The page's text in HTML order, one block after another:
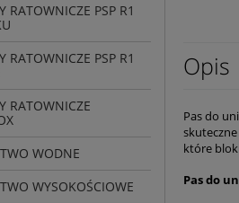
RATOWNICZE PSP R1
RATOWNICZE PSP R1
RATOWNICZE
WODNE
WYSOKOŚCIOWE
Opis
Pas do
które
Pas do